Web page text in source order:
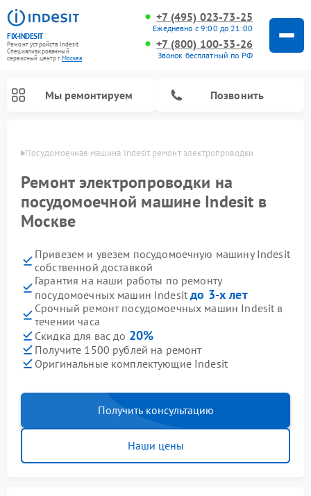
FIX-INDESIT
Ремонт устройств Indesit
Специализированный
cервисный центр г.Москва
+7 (495) 023-73-25
Ежедневно с 9:00 до 21:00
+7 (800) 100-33-26
Звонок бесплатный по РФ
Мы ремонтируем Позвонить
Посудомоечная машина Indesit ремонт электропроводки
Ремонт электропроводки на
посудомоечной машине Indesit в
Москве
Привезем и увезем посудомоечную машину Indesit
собственной доставкой
Гарантия на наши работы по ремонту
посудомоечных машин Indesitдо 3-х лет
Срочный ремонт посудомоечных машин Indesit в
течении часа
Скидка для вас до 20%
Получите 1500 рублей на ремонт
Оригинальные комплектующие Indesit
Получить консультацию
Наши цены